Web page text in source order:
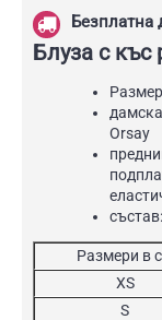
Безплатна
Блуза с къс
Orsay
Размери в
XS
S